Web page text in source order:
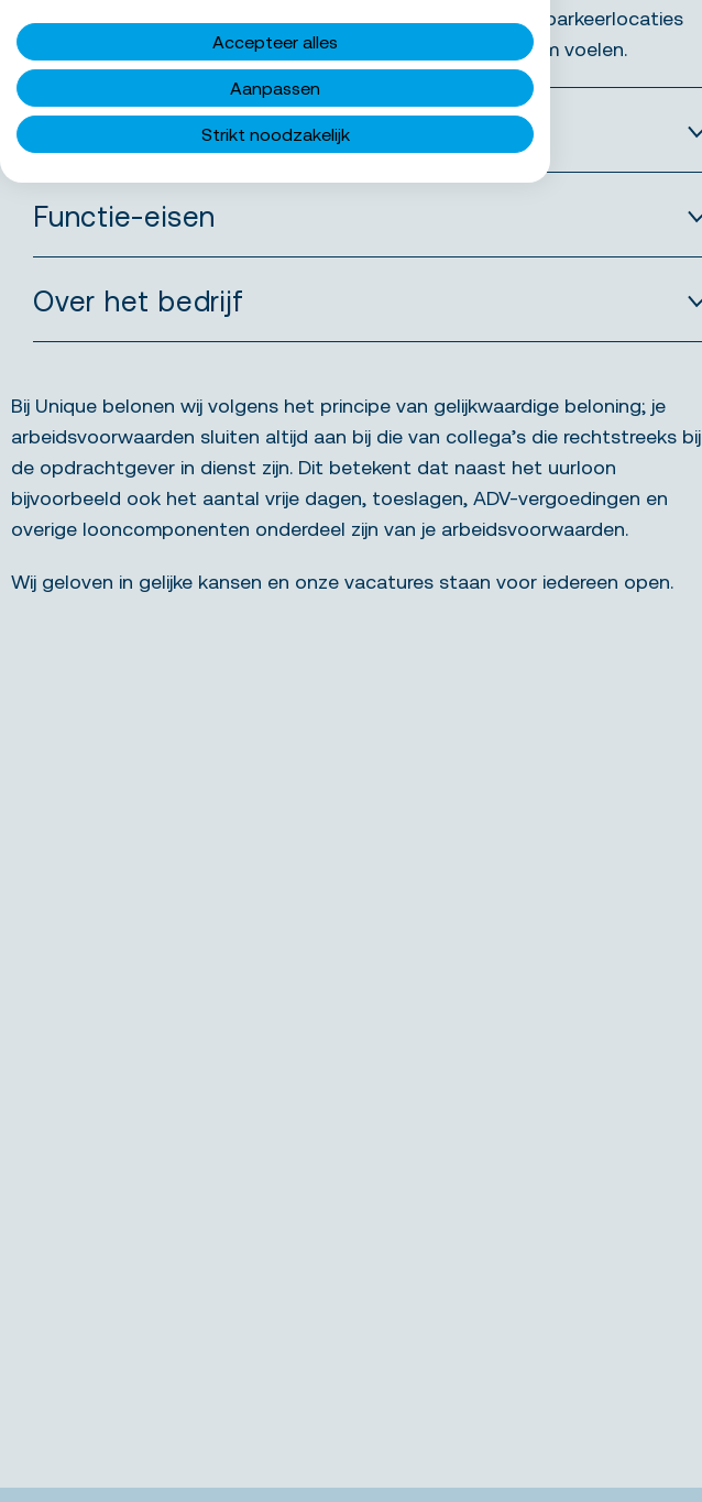
Zorgen voor nette parkeervoorzieningen: je houdt de parkeerlocaties
schoon en overzichtelijk, zodat bezoekers zich welkom voelen.
Wat bieden we jou
Functie-eisen
Over het bedrijf
Bij Unique belonen wij volgens het principe van gelijkwaardige beloning; je
arbeidsvoorwaarden sluiten altijd aan bij die van collega’s die rechtstreeks bij
de opdrachtgever in dienst zijn. Dit betekent dat naast het uurloon
bijvoorbeeld ook het aantal vrije dagen, toeslagen, ADV-vergoedingen en
overige looncomponenten onderdeel zijn van je arbeidsvoorwaarden.
Wij geloven in gelijke kansen en onze vacatures staan voor iedereen open.
Accepteer alles
Aanpassen
Strikt noodzakelijk